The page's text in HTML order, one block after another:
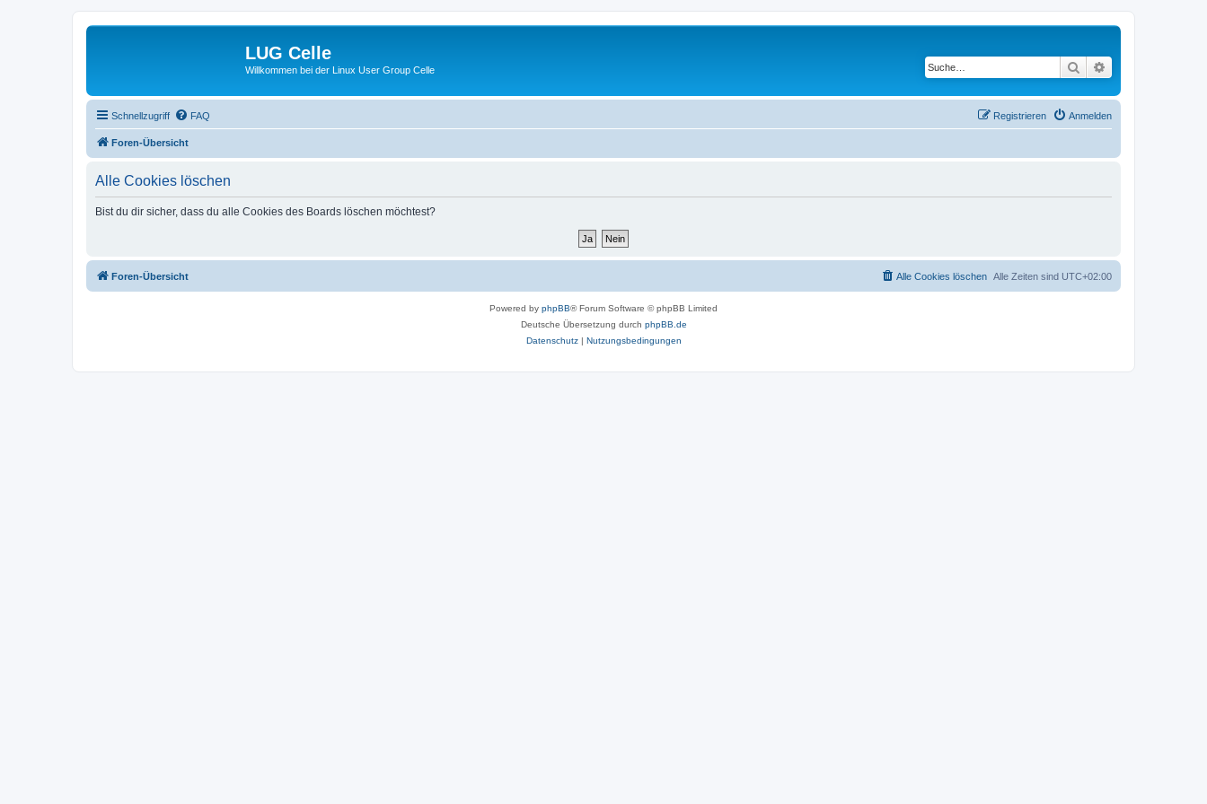
LUG Celle
Willkommen bei der Linux User Group Celle Suche
Schnellzugriff FAQ Anmelden
Registrieren
Foren-Übersicht
Alle Cookies löschen
Bist du dir sicher, dass du alle Cookies des Boards löschen möchtest?
Foren-Übersicht Alle Zeiten sind UTC+02:00
Alle Cookies löschen
Powered by phpBB® Forum Software © phpBB Limited
Deutsche Übersetzung durch phpBB.de
Datenschutz| Nutzungsbedingungen